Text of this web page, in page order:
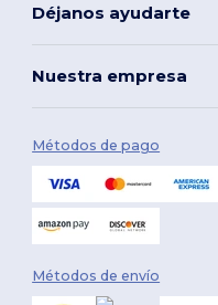
Déjanos ayudarte
Nuestra empresa
Métodos de pago
Métodos de envío